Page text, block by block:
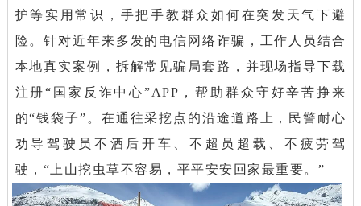
护等实用常识，手把手教群众如何在突发天气下避
险。针对近年来多发的电信网络诈骗，工作人员结合
本地真实案例，拆解常见骗局套路，并现场指导下载
注册“国家反诈中心”APP，帮助群众守好辛苦挣来
的“钱袋子”。在通往采挖点的沿途道路上，民警耐心
劝导驾驶员不酒后开车、不超员超载、不疲劳驾
驶，“上山挖虫草不容易，平平安安回家最重要。”